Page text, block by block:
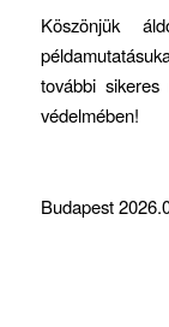
Köszönjük
további
védelmében!
Budapest